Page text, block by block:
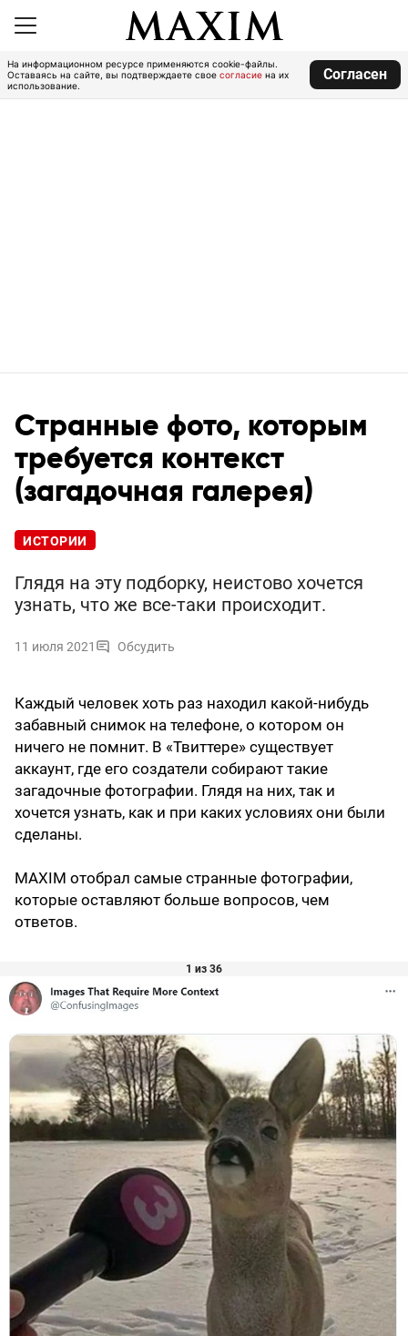
На информационном ресурсе применяются cookie-файлы.
Оставаясь на сайте, вы подтверждаете свое согласие на их
использование.
Согласен
Странные фото, которым
требуется контекст
(загадочная галерея)
ИСТОРИИ
Глядя на эту подборку, неистово хочется
узнать, что же все-таки происходит.
11 июля 2021 Обсудить
Каждый человек хоть раз находил какой-нибудь
забавный снимок на телефоне, о котором он
ничего не помнит. В «Твиттере» существует
аккаунт, где его создатели собирают такие
загадочные фотографии. Глядя на них, так и
хочется узнать, как и при каких условиях они были
сделаны.
MAXIM отобрал самые странные фотографии,
которые оставляют больше вопросов, чем
ответов.
1 из 36